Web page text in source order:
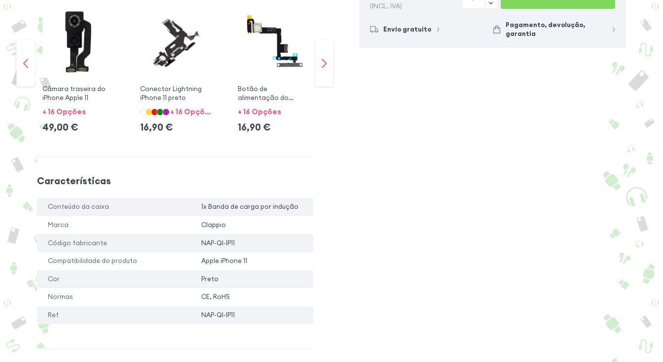
Câmara traseira do
iPhone Apple 11
+ 16 Opções
49,00 €
Conector Lightning
iPhone 11 preto
+ 16 Opções + 5 cores
16,90 €
Botão de
alimentação do
iPhone 11
+ 16 Opções
16,90 €
Características
Conteúdo da caixa 1x Banda de carga por indução
Marca Clappio
Código fabricante NAP-QI-IP11
Compatibilidade do produto Apple iPhone 11
Cor Preto
Normas CE, RoHS
Ref NAP-QI-IP11
(INCL. IVA)
Envio gratuito
Pagamento, devolução,
garantia